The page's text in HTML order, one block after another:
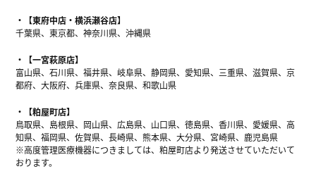
【東府中店・横浜瀬谷店】
千葉県、東京都、神奈川県、沖縄県
【一宮萩原店】
富山県、石川県、福井県、岐阜県、静岡県、愛知県、三重県、滋賀県、京
都府、大阪府、兵庫県、奈良県、和歌山県
【粕屋町店】
鳥取県、島根県、岡山県、広島県、山口県、徳島県、香川県、愛媛県、高
知県、福岡県、佐賀県、長崎県、熊本県、大分県、宮崎県、鹿児島県
※高度管理医療機器につきましては、粕屋町店より発送させていただいて
おります。